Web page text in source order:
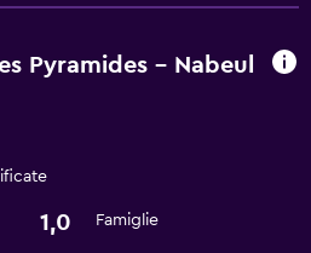
Pyramides - Nabeul
1,0 Famiglie